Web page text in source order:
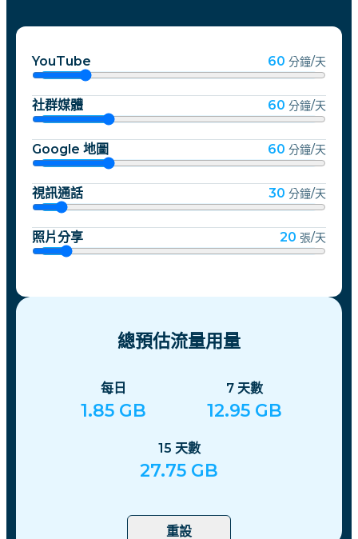
YouTube 60 分鐘/天
社群媒體 60 分鐘/天
Google 地圖 60 分鐘/天
視訊通話 30 分鐘/天
照片分享 20 張/天
總預估流量用量
每日
1.85 GB
7 天數
12.95 GB
15 天數
27.75 GB
重設